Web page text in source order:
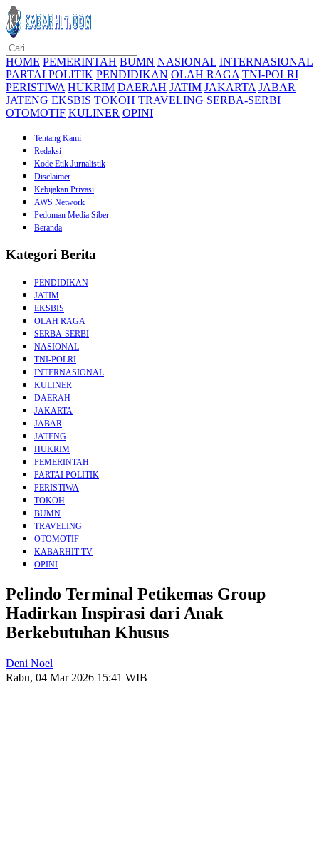
HOME PEMERINTAH BUMN NASIONAL INTERNASIONAL
PARTAI POLITIK PENDIDIKAN OLAH RAGA TNI-POLRI
PERISTIWA HUKRIM DAERAH JATIM JAKARTA JABAR
JATENG EKSBIS TOKOH TRAVELING SERBA-SERBI
OTOMOTIF KULINER OPINI
Tentang Kami
Redaksi
Kode Etik Jurnalistik
Disclaimer
Kebijakan Privasi
AWS Network
Pedoman Media Siber
Beranda
Kategori Berita
PENDIDIKAN
JATIM
EKSBIS
OLAH RAGA
SERBA-SERBI
NASIONAL
TNI-POLRI
INTERNASIONAL
KULINER
DAERAH
JAKARTA
JABAR
JATENG
HUKRIM
PEMERINTAH
PARTAI POLITIK
PERISTIWA
TOKOH
BUMN
TRAVELING
OTOMOTIF
KABARHIT TV
OPINI
Pelindo Terminal Petikemas Group
Hadirkan Inspirasi dari Anak
Berkebutuhan Khusus
Deni Noel
Rabu, 04 Mar 2026 15:41 WIB